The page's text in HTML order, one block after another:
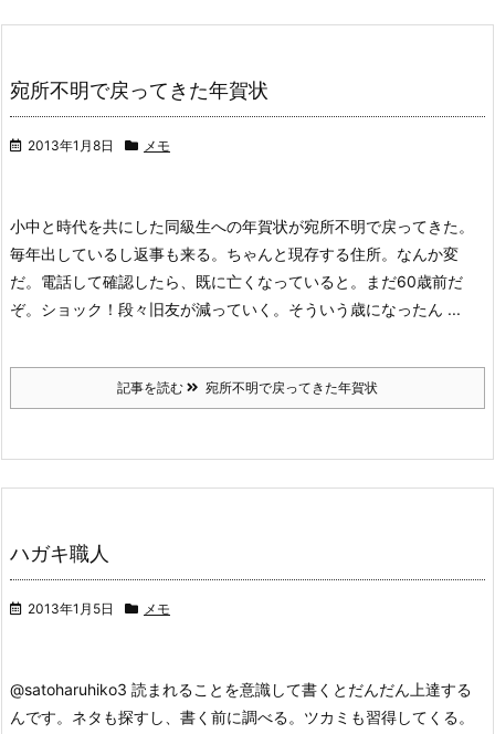
宛所不明で戻ってきた年賀状
2013年1月8日 メモ
小中と時代を共にした同級生への年賀状が宛所不明で戻ってきた。
毎年出しているし返事も来る。ちゃんと現存する住所。なんか変
だ。電話して確認したら、既に亡くなっていると。まだ60歳前だ
ぞ。ショック！段々旧友が減っていく。そういう歳になったん ...
記事を読む 宛所不明で戻ってきた年賀状
ハガキ職人
2013年1月5日 メモ
@satoharuhiko3 読まれることを意識して書くとだんだん上達する
んです。ネタも探すし、書く前に調べる。ツカミも習得してくる。